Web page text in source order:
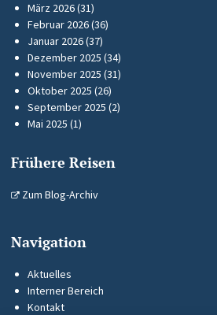
März 2026(31)
Februar 2026(36)
Januar 2026(37)
Dezember 2025 (34)
November 2025 (31)
Oktober 2025 (26)
September 2025 (2)
Mai 2025 (1)
Frühere Reisen
Zum Blog-Archiv
Navigation
Aktuelles
Interner Bereich
Kontakt